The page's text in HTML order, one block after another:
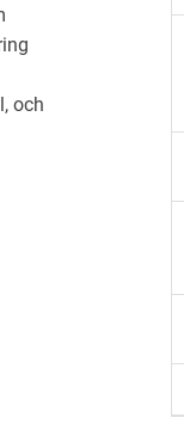
och